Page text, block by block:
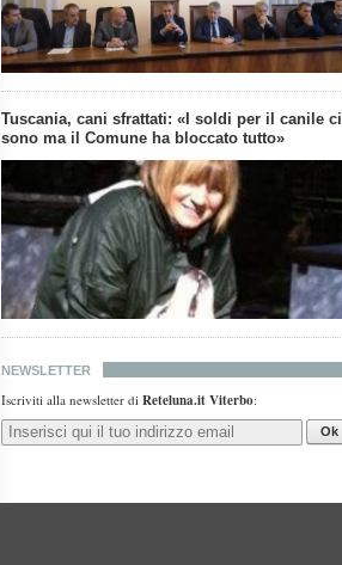
Tuscania, cani sfrattati: «I soldi per il canile ci
sono ma il Comune ha bloccato tutto»
NEWSLETTER
Iscriviti alla newsletter di Reteluna.it Viterbo:
Ok